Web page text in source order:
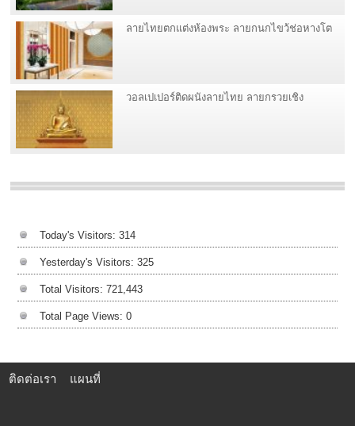
ลายไทยตกแต่งห้องพระ ลายกนกไขว้ช่อหางโต
วอลเปเปอร์ติดผนังลายไทย ลายกรวยเชิง
Today's Visitors: 314
Yesterday's Visitors: 325
Total Visitors: 721,443
Total Page Views: 0
ติดต่อเรา แผนที่